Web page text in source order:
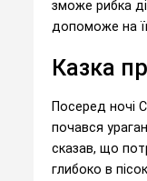
зможе рибка
допоможе на
Казка
Посеред ночі
почався
сказав, що
глибоко в